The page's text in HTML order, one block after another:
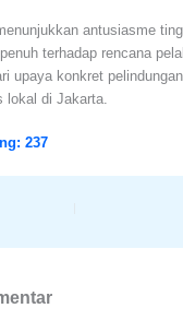
antusiasme
terhadap rencana
upaya konkret
lokal di Jakarta.
237